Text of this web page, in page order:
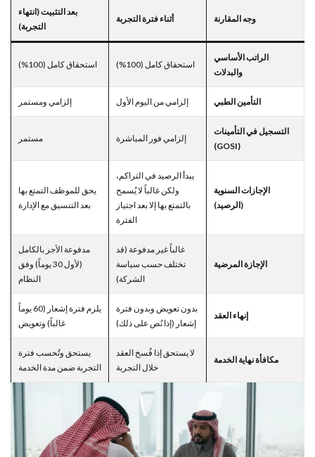
وجه المقارنة أثناء فترة التجربة
بعد التثبيت (انتهاء
التجربة)
الراتب الأساسي
والبدلات
استحقاق كامل (100%) استحقاق كامل (100%)
التأمين الطبي إلزامي من اليوم الأول إلزامي ومستمر
التسجيل في التأمينات
(GOSI)
إلزامي فور المباشرة مستمر
الإجازات السنوية
(الرصيد)
يبدأ الرصيد في التراكم،
ولكن غالباً لا يُسمح
بالتمتع بها إلا بعد اجتياز
الفترة
يحق للموظف التمتع بها
بعد التنسيق مع الإدارة
الإجازة المرضية
غالباً غير مدفوعة (قد
تختلف حسب سياسة
الشركة)
مدفوعة الأجر بالكامل
(لأول 30 يوماً) وفق
النظام
إنهاء العقد
بدون تعويض وبدون فترة
إشعار (إذا نُص على ذلك)
يلزم فترة إشعار (60 يوماً
غالباً) وتعويض
مكافأة نهاية الخدمة
لا يستحق إذا فُسخ العقد
خلال التجربة
يستحق وتُحسب فترة
التجربة ضمن مدة الخدمة